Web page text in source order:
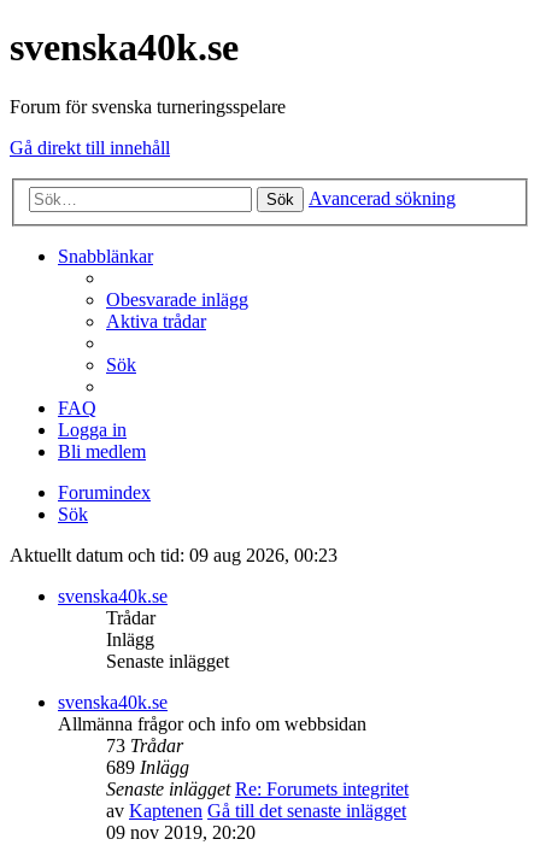
svenska40k.se
Forum för svenska turneringsspelare
Gå direkt till innehåll
Sök Avancerad sökning
Snabblänkar
Obesvarade inlägg
Aktiva trådar
Sök
FAQ
Logga in
Bli medlem
Forumindex
Sök
Aktuellt datum och tid: 09 aug 2026, 00:23
svenska40k.se
Trådar
Inlägg
Senaste inlägget
svenska40k.se
Allmänna frågor och info om webbsidan
73 Trådar
689 Inlägg
Senaste inlägget Re: Forumets integritet
av Kaptenen Gå till det senaste inlägget
09 nov 2019, 20:20